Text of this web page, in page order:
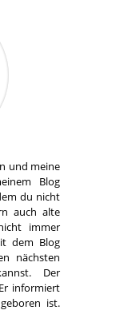
und meine
Blog
du nicht
auch alte
immer
dem Blog
nächsten
Der
informiert
ist.